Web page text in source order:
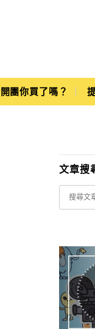
團你買了嗎？
文章搜